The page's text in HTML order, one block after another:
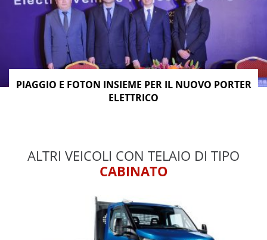
PIAGGIO E FOTON INSIEME PER IL NUOVO PORTER
ELETTRICO
ALTRI VEICOLI CON TELAIO DI TIPO
CABINATO